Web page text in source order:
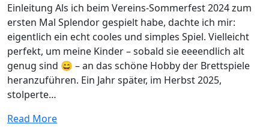
Einleitung Als ich beim Vereins-Sommerfest 2024 zum
ersten Mal Splendor gespielt habe, dachte ich mir:
eigentlich ein echt cooles und simples Spiel. Vielleicht
perfekt, um meine Kinder – sobald sie eeeendlich alt
genug sind 😄 – an das schöne Hobby der Brettspiele
heranzuführen. Ein Jahr später, im Herbst 2025,
stolperte…
Read More